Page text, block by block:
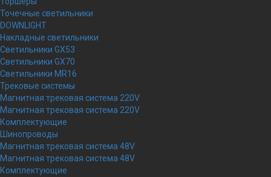
Точечные светильники
DOWNLIGHT
Накладные светильники
Светильники GX53
Светильники GX70
Светильники MR16
Трековые системы
Магнитная трековая система 220V
Магнитная трековая система 220V
Комплектующие
Шинопроводы
Магнитная трековая система 48V
Магнитная трековая система 48V
Комплектующие